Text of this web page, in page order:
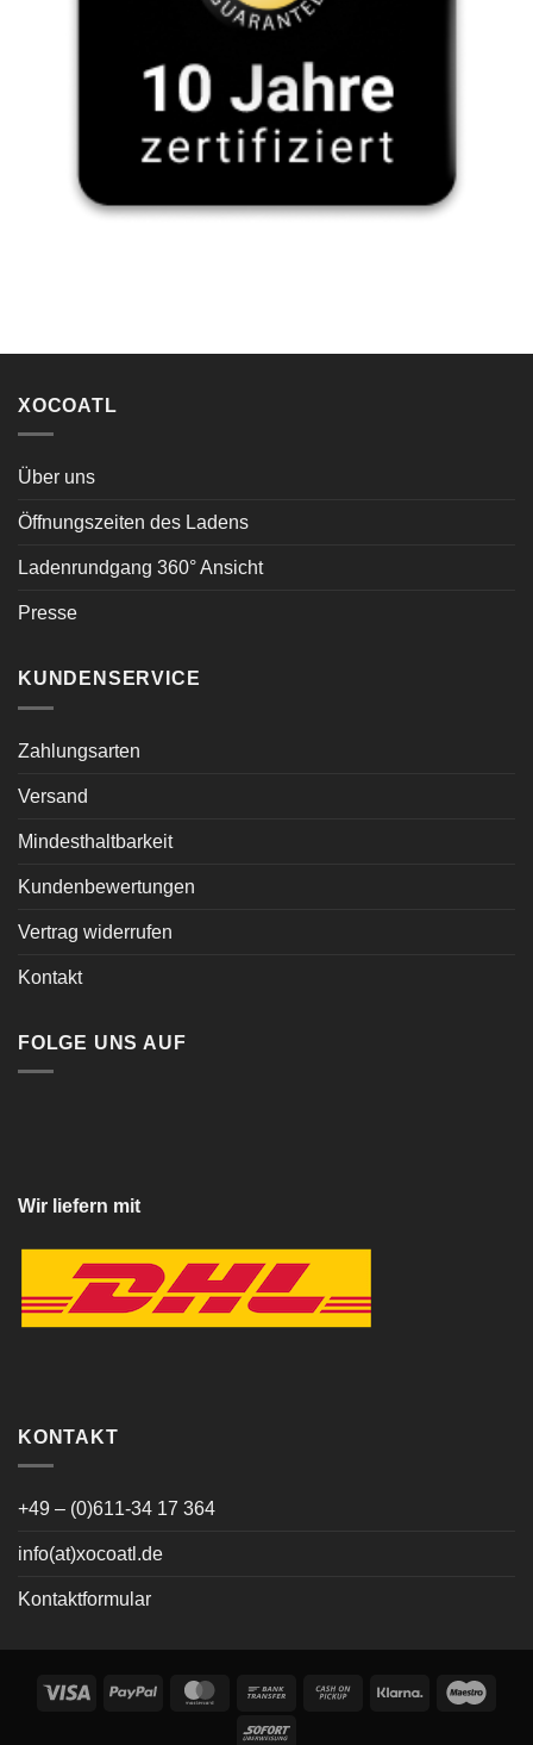
XOCOATL
Über uns
Öffnungszeiten des Ladens
Ladenrundgang 360° Ansicht
Presse
KUNDENSERVICE
Zahlungsarten
Versand
Mindesthaltbarkeit
Kundenbewertungen
Vertrag widerrufen
Kontakt
FOLGE UNS AUF
Wir liefern mit
KONTAKT
+49 – (0)611-34 17 364
info(at)xocoatl.de
Kontaktformular
Visa PayPal MasterCardBank
Cash
Klarna
Sofort